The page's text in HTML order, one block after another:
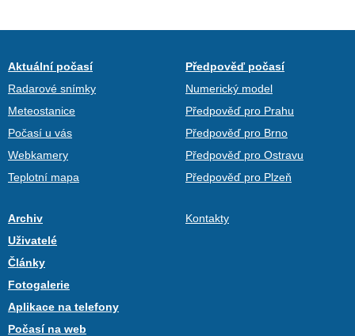
Aktuální počasí
Radarové snímky
Meteostanice
Počasí u vás
Webkamery
Teplotní mapa
Předpověď počasí
Numerický model
Předpověď pro Prahu
Předpověď pro Brno
Předpověď pro Ostravu
Předpověď pro Plzeň
Archiv
Uživatelé
Články
Fotogalerie
Aplikace na telefony
Počasí na web
Kontakty